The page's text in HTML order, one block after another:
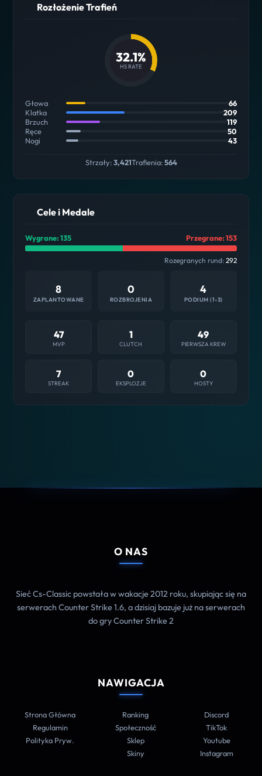
Rozłożenie Trafień
32.1%
HS RATE
Głowa
66
Klatka
209
Brzuch
119
Ręce
50
Nogi
43
Strzały:3,421Trafienia:564
Cele i Medale
Wygrane: 135 Przegrane: 153
Rozegranych rund: 292
8
ZAPLANTOWANE
0
ROZBROJENIA
4
PODIUM (1-3)
47
MVP
1
CLUTCH
49
PIERWSZA KREW
7
STREAK
0
EKSPLOZJE
0
HOSTY
O NAS
Sieć Cs-Classic powstała w wakacje 2012 roku, skupiając się na
serwerach Counter Strike 1.6, a dzisiaj bazuje już na serwerach
do gry Counter Strike 2
NAWIGACJA
Strona Główna
Regulamin
Polityka Pryw.
Ranking
Społeczność
Sklep
Skiny
Discord
TikTok
Youtube
Instagram